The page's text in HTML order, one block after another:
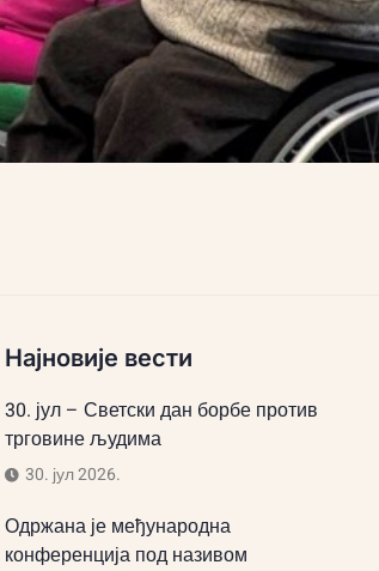
Најновије вести
30. јул – Светски дан борбе против
трговине људима
30. јул 2026.
Одржана је међународна
конференција под називом